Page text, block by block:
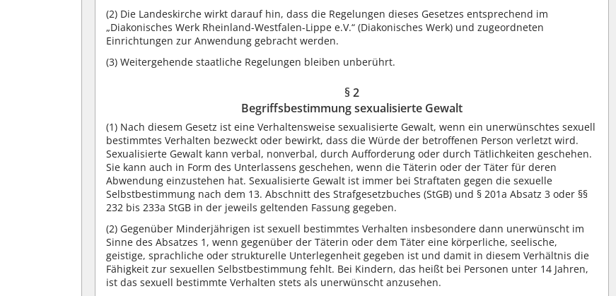
(2) Die Landeskirche wirkt darauf hin, dass die Regelungen dieses Gesetzes entsprechend im
„Diakonisches Werk Rheinland-Westfalen-Lippe e.V.“ (Diakonisches Werk) und zugeordneten
Einrichtungen zur Anwendung gebracht werden.
(3) Weitergehende staatliche Regelungen bleiben unberührt.
§ 2
Begriffsbestimmung sexualisierte Gewalt
(1) Nach diesem Gesetz ist eine Verhaltensweise sexualisierte Gewalt, wenn ein unerwünschtes sexuell
bestimmtes Verhalten bezweckt oder bewirkt, dass die Würde der betroffenen Person verletzt wird.
Sexualisierte Gewalt kann verbal, nonverbal, durch Aufforderung oder durch Tätlichkeiten geschehen.
Sie kann auch in Form des Unterlassens geschehen, wenn die Täterin oder der Täter für deren
Abwendung einzustehen hat. Sexualisierte Gewalt ist immer bei Straftaten gegen die sexuelle
Selbstbestimmung nach dem 13. Abschnitt des Strafgesetzbuches (StGB) und § 201a Absatz 3 oder §§
232 bis 233a StGB in der jeweils geltenden Fassung gegeben.
(2) Gegenüber Minderjährigen ist sexuell bestimmtes Verhalten insbesondere dann unerwünscht im
Sinne des Absatzes 1, wenn gegenüber der Täterin oder dem Täter eine körperliche, seelische,
geistige, sprachliche oder strukturelle Unterlegenheit gegeben ist und damit in diesem Verhältnis die
Fähigkeit zur sexuellen Selbstbestimmung fehlt. Bei Kindern, das heißt bei Personen unter 14 Jahren,
ist das sexuell bestimmte Verhalten stets als unerwünscht anzusehen.